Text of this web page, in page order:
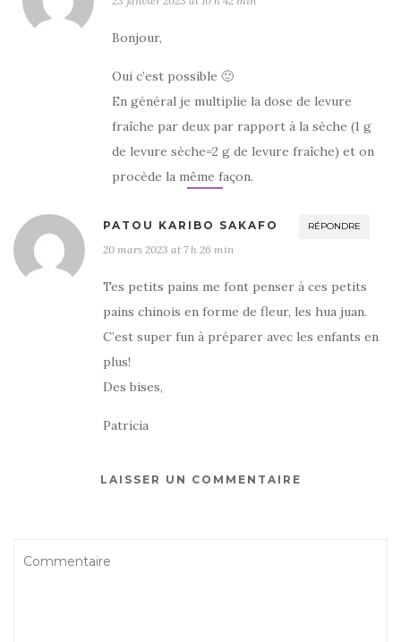
Bonjour,
Oui c’est possible 🙂
En général je multiplie la dose de levure
fraîche par deux par rapport à la sèche (1 g
de levure sèche=2 g de levure fraîche) et on
procède la même façon.
PATOU KARIBO SAKAFO RÉPONDRE
20 mars 2023 at 7 h 26 min
Tes petits pains me font penser à ces petits
pains chinois en forme de fleur, les hua juan.
C’est super fun à préparer avec les enfants en
plus!
Des bises,
Patricia
LAISSER UN COMMENTAIRE